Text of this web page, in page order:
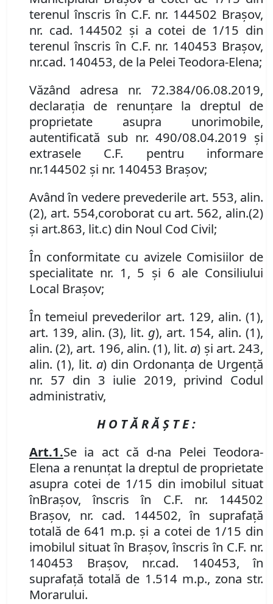
terenul înscris în C.F. nr. 144502 Brașov,
nr. cad. 144502 și a cotei de 1/15 din
terenul înscris în C.F. nr. 140453 Brașov,
nr.cad. 140453, de la Pelei Teodora-Elena;
Văzând adresa nr. 72.384/06.08.2019,
declaraţia de renunţare la dreptul de
proprietate asupra unorimobile,
autentificată sub nr. 490/08.04.2019 și
extrasele C.F. pentru informare
nr.144502 și nr. 140453 Brașov;
Având în vedere prevederile art. 553, alin.
(2), art. 554,coroborat cu art. 562, alin.(2)
și art.863, lit.c) din Noul Cod Civil;
În conformitate cu avizele Comisiilor de
specialitate nr. 1, 5 și 6 ale Consiliului
Local Brașov;
În temeiul prevederilor art. 129, alin. (1),
art. 139, alin.(3), lit. g), art. 154, alin. (1),
alin. (2), art. 196, alin. (1), lit. a) și art. 243,
alin. (1), lit. a) din Ordonanța de Urgență
nr. 57 din 3 iulie 2019, privind Codul
administrativ,
H O T Ă R Ă Ş T E :
Art.1.Se ia act că d-na Pelei Teodora-
Elena a renunțat la dreptul de proprietate
asupra cotei de 1/15 din imobilul situat
înBraşov, înscris în C.F. nr. 144502
Brașov, nr. cad. 144502, în suprafață
totală de 641 m.p. și a cotei de 1/15 din
imobilul situat în Brașov, înscris în C.F. nr.
140453 Brașov, nr.cad. 140453, în
suprafață totală de 1.514 m.p., zona str.
Morarului.